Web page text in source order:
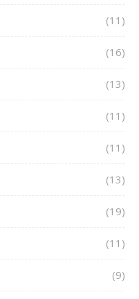
(11)
(16)
(13)
(11)
(11)
(13)
(19)
(11)
(9)